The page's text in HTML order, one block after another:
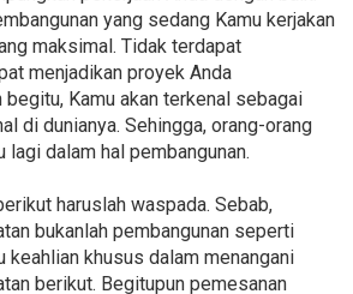
yang sedang Kamu kerjakan
maksimal. Tidak terdapat
menjadikan proyek Anda
begitu, Kamu akan terkenal sebagai
di dunianya. Sehingga, orang-orang
lagi dalam hal pembangunan.
haruslah waspada. Sebab,
bukanlah pembangunan seperti
keahlian khusus dalam menangani
berikut. Begitupun pemesanan